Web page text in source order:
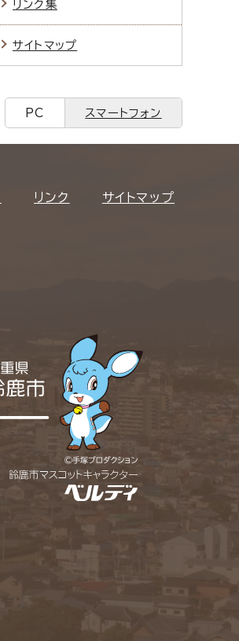
リンク集
サイトマップ
PC スマートフォン
リンク サイトマップ